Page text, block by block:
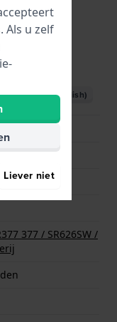
handboek (English)
377 / SR626SW /
Als u zelf
Liever niet